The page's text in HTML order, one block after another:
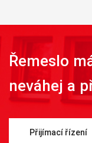
Řemeslo
neváhej a
Přijímací řízení